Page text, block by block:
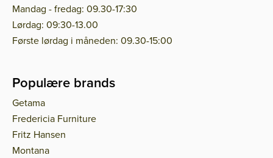
Mandag - fredag: 09.30-17:30
Lørdag: 09:30-13.00
Første lørdag i måneden: 09.30-15:00
Populære brands
Getama
Fredericia Furniture
Fritz Hansen
Montana